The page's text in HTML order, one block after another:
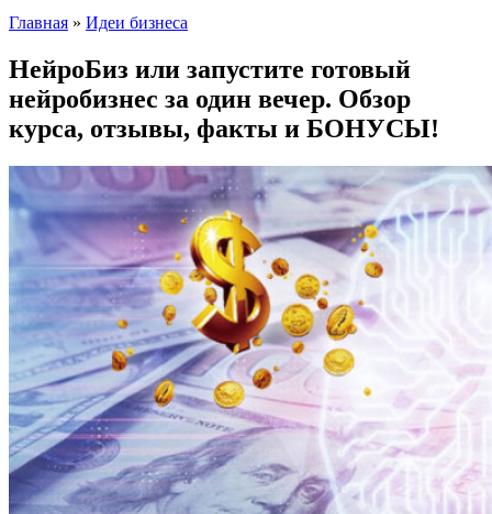
Главная » Идеи бизнеса
НейроБиз или запустите готовый
нейробизнес за один вечер. Обзор
курса, отзывы, факты и БОНУСЫ!